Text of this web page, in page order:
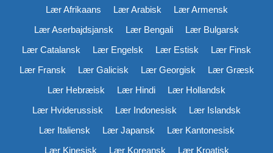
Lær Afrikaans Lær Arabisk
Lær Armensk
Lær Aserbajdsjansk
Lær Bengali
Lær Bulgarsk
Lær Catalansk
Lær Engelsk Lær Estisk
Lær Finsk
Lær Fransk
Lær Galicisk Lær Georgisk
Lær Græsk
Lær Hebræisk
Lær Hindi
Lær Hollandsk
Lær Hviderussisk
Lær Indonesisk
Lær Islandsk
Lær Italiensk
Lær Japansk
Lær Kantonesisk
Lær Kinesisk
Lær Koreansk
Lær Kroatisk